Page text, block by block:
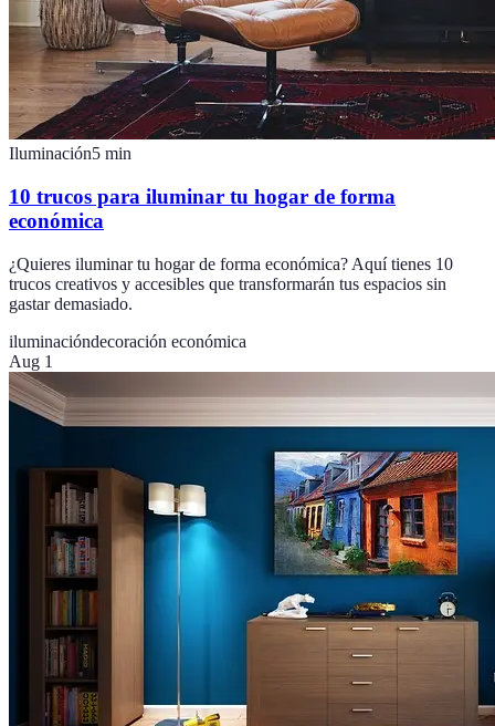
Iluminación5 min
10 trucos para iluminar tu hogar de forma
económica
¿Quieres iluminar tu hogar de forma económica? Aquí tienes 10
trucos creativos y accesibles que transformarán tus espacios sin
gastar demasiado.
iluminacióndecoración económica
Aug 1